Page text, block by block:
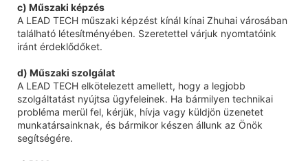
c) Műszaki képzés
A LEAD TECH műszaki képzést kínál kínai Zhuhai városában
található létesítményében. Szeretettel várjuk nyomtatóink
iránt érdeklődőket.
d) Műszaki szolgálat
A LEAD TECH elkötelezett amellett, hogy a legjobb
szolgáltatást nyújtsa ügyfeleinek. Ha bármilyen technikai
probléma merül fel, kérjük, hívja vagy küldjön üzenetet
munkatársainknak, és bármikor készen állunk az Önök
segítségére.